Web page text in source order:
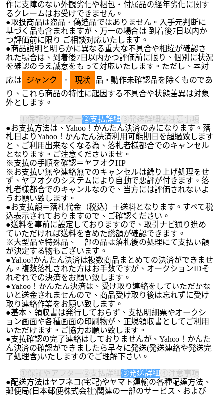
作に支障のない外観劣化や梱包・付属品の経年劣化に関す
るクレームはお受けできません。
●取扱商品は盗品・偽造品ではありません。入手元判断に
基づく品も含まれますが、万一の場合は 到着後7日以内か
つ評価前に限り ご相談対応いたします。
●商品説明と明らかに異なる重大な不具合や相違が確認さ
れた場合は、到着後7日以内かつ評価前に限り、個別に状況
を確認のうえ誠意をもって対応いたします。ただし、本対
応は
ジャンク ・ 現状
品・動作未確認品を除くものであ
り、これら商品の特性に起因する不具合や状態差異は対象
外とします。
①保証やアフター②支払詳細 ③発送詳細 ④注意事項
●お支払方法は、Yahoo！かんたん決済のみになります。落
札日よりYahoo！かんたん決済利用可能期日を超過致します
と、ご利用出来なくなる為、落札者様都合でのキャンセル
となります。ご注意くださいませ。
※支払の手順を確認＝ヤフオクHP
※お支払い無や連絡無でのキャンセルは繰り上げ処理をせ
ず、ヤフオクのシステムにより自動で悪評が付きます。落
札者様都合でのキャンルなので、当方には評価されないよ
うお願い致します。
●お支払額＝落札代金（税込）＋送料となります。すべて税
込表示されておりますので、ご確認ください。
●送料を事前に設定しておりますので、取引ナビ通り進め
ていただければ送料を含めた総額が確認できます。
※大型品や特殊品、一部の品は落札後の処理にて支払い額
が決定する物もございます。
●Yahoo!かんたん決済は複数商品まとめての決済ができませ
ん。複数落札された方はお手数ですが、オークションIDそ
れぞれでの決済をお願い致します。
●Yahoo！かんたん決済は、受け取り連絡をしていただかな
いと送金されませんので、商品受け取り後は忘れずに受け
取り連絡作業をお願い致します。
●基本、領収書は発行しておらず、支払明細票やオークシ
ョン画面や各種画面の印刷物が、正規領収書としてご利用
いただけます。ご協力お願い致します。
●支払確認の完了連絡はしておりませんが、Yahoo！かんた
ん決済の確認ができましたら早々に発送(発送連絡や発送完
了処理含)いたしますのでご理解下さい。
①保証やアフター ②支払詳細③発送詳細 ④注意事項
●配送方法はヤフネコ(宅配)やヤマト運輸の各種配達方法、
郵便局(日本郵便株式会社)関連の一部のサービス、および